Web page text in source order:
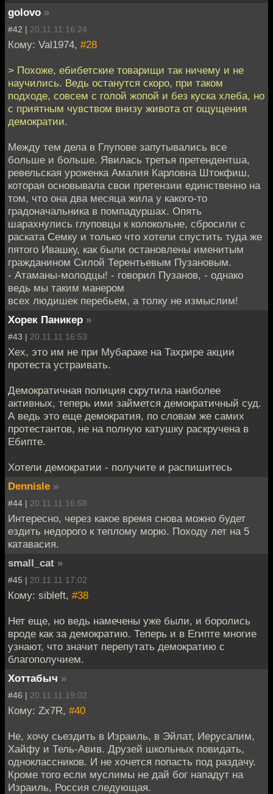
golovo »
#42 | 20.11.11 16:24
Кому: Val1974, #28
> Похоже, ебибетские товарищи так ничему и не
научились. Ведь останутся скоро, при таком
подходе, совсем с голой жопой и без куска хлеба, но
с приятным чувством внизу живота от ощущения
демократии.
Между тем дела в Глупове запутывались все
больше и больше. Явилась третья претендентша,
ревельская уроженка Амалия Карловна Штокфиш,
которая основывала свои претензии единственно на
том, что она два месяца жила у какого-то
градоначальника в помпадуршах. Опять
шарахнулись глуповцы к колокольне, сбросили с
раската Семку и только что хотели спустить туда же
пятого Ивашку, как были остановлены именитым
гражданином Силой Терентьевым Пузановым.
- Атаманы-молодцы! - говорил Пузанов, - однако
ведь мы таким манером
всех людишек перебьем, а толку не измыслим!
Хорек Паникер »
#43 | 20.11.11 16:53
Хех, это им не при Мубараке на Тахрире акции
протеста устраивать.
Демократичная полиция скрутила наиболее
активных, теперь ими займется демократичный суд.
А ведь это еще демократия, по словам же самих
протестантов, не на полную катушку раскручена в
Ебипте.
Хотели демократии - получите и распишитесь
Dennisle »
#44 | 20.11.11 16:58
Интересно, через какое время снова можно будет
ездить недорого к теплому морю. Походу лет на 5
катавасия.
small_cat »
#45 | 20.11.11 17:02
Кому: sibleft, #38
Нет еще, но ведь намечены уже были, и боролись
вроде как за демократию. Теперь и в Египте многие
узнают, что значит перепутать демократию с
благополучием.
Хоттабыч »
#46 | 20.11.11 19:02
Кому: Zx7R, #40
Не, хочу сьездить в Израиль, в Эйлат, Иерусалим,
Хайфу и Тель-Авив. Друзей школьных повидать,
одноклассников. И не хочется попасть под раздачу.
Кроме того если муслимы не дай бог нападут на
Израиль, Россия следующая.